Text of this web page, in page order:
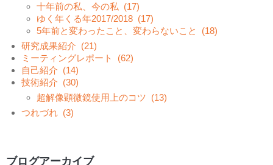
十年前の私、今の私 (17)
ゆく年くる年2017/2018 (17)
5年前と変わったこと、変わらないこと
(18)
研究成果紹介 (21)
ミーティングレポート
(62)
自己紹介 (14)
技術紹介 (30)
超解像顕微鏡使用上のコツ (13)
つれづれ (3)
ブログアーカイブ